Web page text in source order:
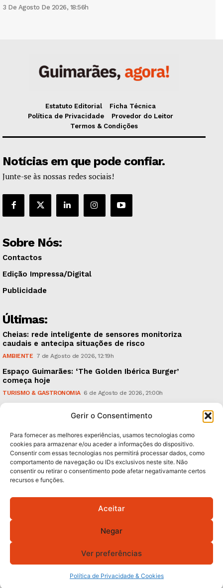
Gerir o Consentimento
Para fornecer as melhores experiências, usamos tecnologias como
cookies para armazenar e/ou aceder a informações do dispositivo.
Consentir com essas tecnologias nos permitirá processar dados, como
comportamento de navegação ou IDs exclusivos neste site. Não
consentir ou retirar o consentimento pode afetar negativamante certos
recursos e funções.
Aceitar
Negar
Ver preferências
Política de Privacidade & Cookies
3 De Agosto De 2026, 18:56h
Estatuto Editorial
Ficha Técnica
Política de Privacidade
Provedor do Leitor
Termos & Condições
Notícias em que pode confiar.
Junte-se às nossas redes sociais!
Sobre Nós:
Contactos
Edição Impressa/Digital
Publicidade
Últimas:
Cheias: rede inteligente de sensores monitoriza
caudais e antecipa situações de risco
AMBIENTE 7 de Agosto de 2026, 12:19h
Espaço Guimarães: ‘The Golden Ibérica Burger’
começa hoje
TURISMO & GASTRONOMIA 6 de Agosto de 2026, 21:00h
Subscreva Newsletter:
QUERO ADERIR
Política de Privacidade
© 2026 GA! Todos os direitos reservados.